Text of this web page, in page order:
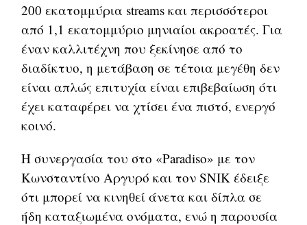
200 εκατομμύρια streams και περισσότεροι
από 1,1 εκατομμύριο μηνιαίοι ακροατές. Για
έναν καλλιτέχνη που ξεκίνησε από το
διαδίκτυο, η μετάβαση σε τέτοια μεγέθη δεν
είναι απλώς επιτυχία είναι επιβεβαίωση ότι
έχει καταφέρει να χτίσει ένα πιστό, ενεργό
κοινό.
Η συνεργασία του στο «Paradiso» με τον
Κωνσταντίνο Αργυρό και τον SNIK έδειξε
ότι μπορεί να κινηθεί άνετα και δίπλα σε
ήδη καταξιωμένα ονόματα, ενώ η παρουσία